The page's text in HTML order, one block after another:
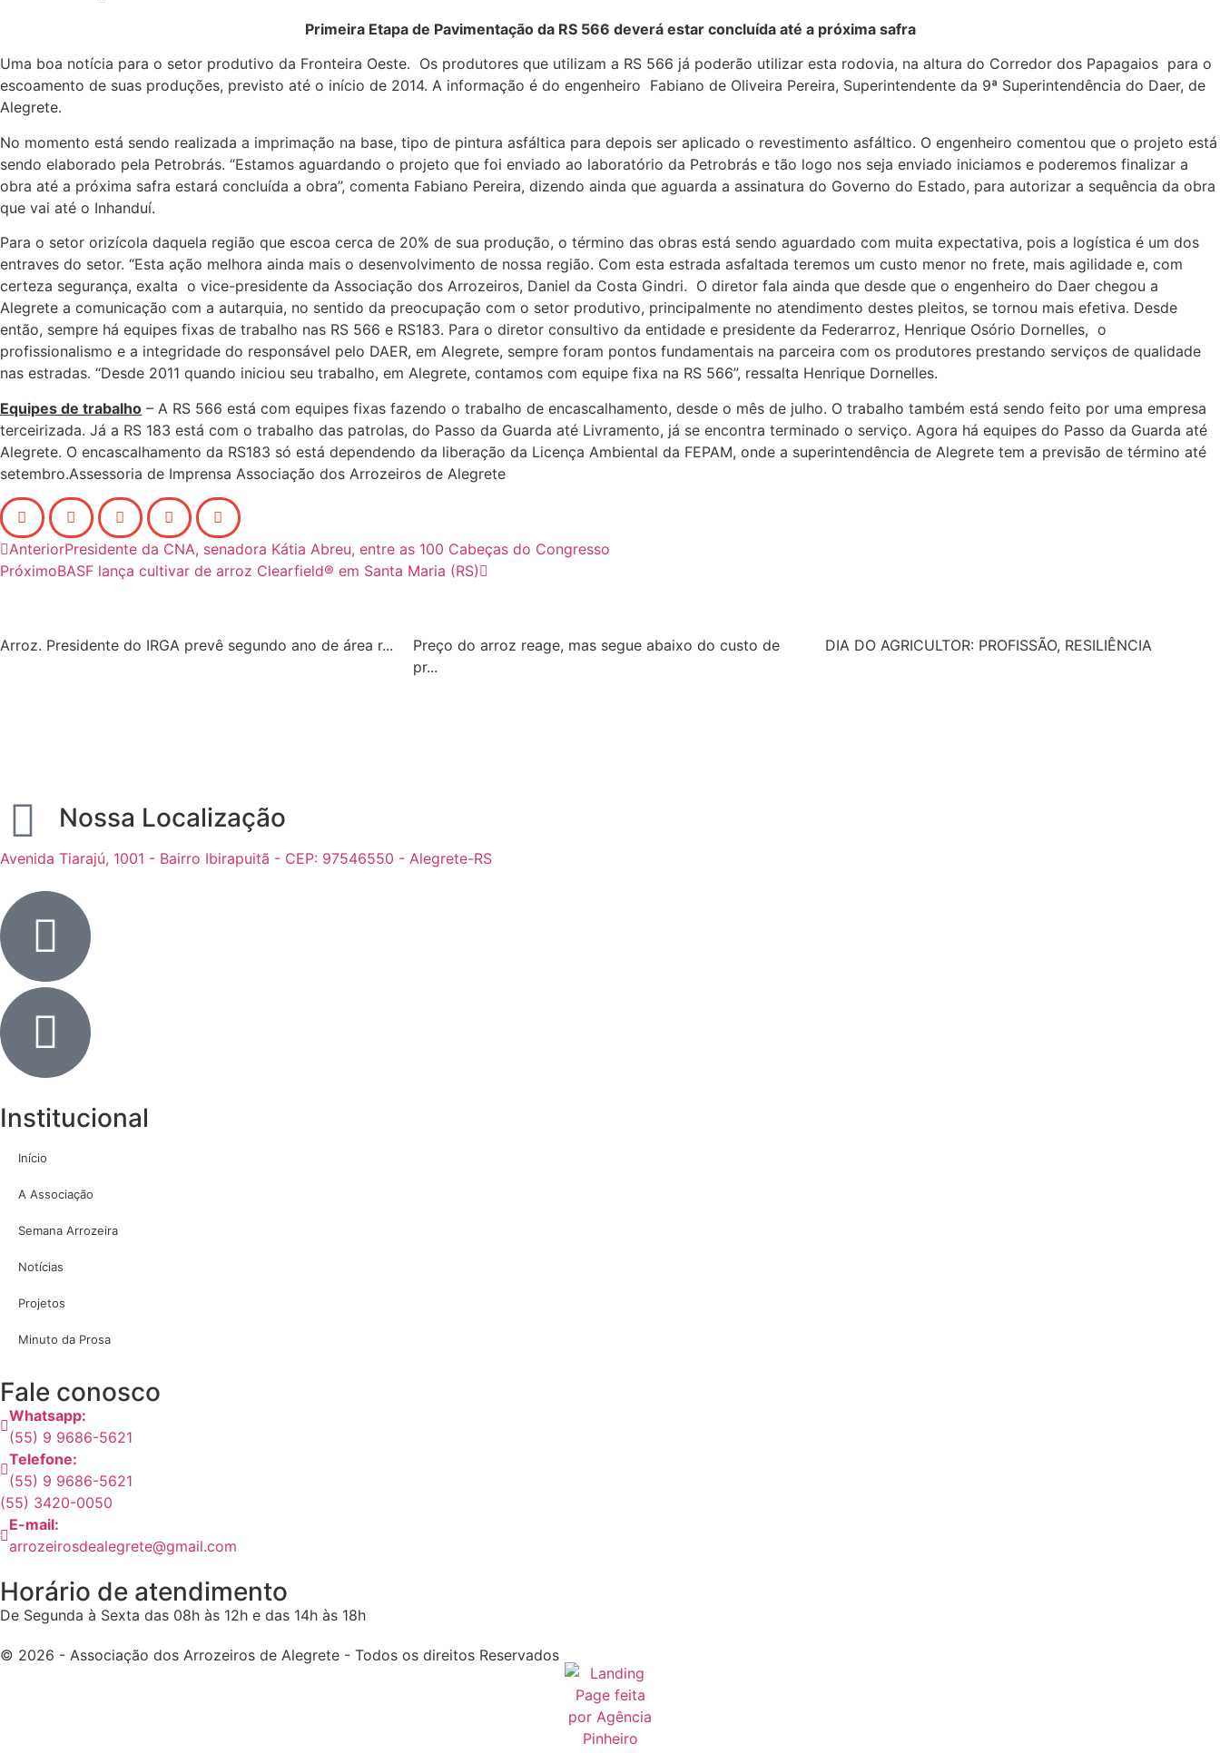
Primeira Etapa de Pavimentação da RS 566 deverá estar concluída até a próxima safra
Uma boa notícia para o setor produtivo da Fronteira Oeste. Os produtores que utilizam a RS 566 já poderão utilizar esta rodovia, na altura do Corredor dos Papagaios para o
escoamento de suas produções, previsto até o início de 2014. A informação é do engenheiro Fabiano de Oliveira Pereira, Superintendente da 9ª Superintendência do Daer, de
Alegrete.
No momento está sendo realizada a imprimação na base, tipo de pintura asfáltica para depois ser aplicado o revestimento asfáltico. O engenheiro comentou que o projeto está
sendo elaborado pela Petrobrás. “Estamos aguardando o projeto que foi enviado ao laboratório da Petrobrás e tão logo nos seja enviado iniciamos e poderemos finalizar a
obra até a próxima safra estará concluída a obra”, comenta Fabiano Pereira, dizendo ainda que aguarda a assinatura do Governo do Estado, para autorizar a sequência da obra
que vai até o Inhanduí.
Para o setor orizícola daquela região que escoa cerca de 20% de sua produção, o término das obras está sendo aguardado com muita expectativa, pois a logística é um dos
entraves do setor. “Esta ação melhora ainda mais o desenvolvimento de nossa região. Com esta estrada asfaltada teremos um custo menor no frete, mais agilidade e, com
certeza segurança, exalta o vice-presidente da Associação dos Arrozeiros, Daniel da Costa Gindri. O diretor fala ainda que desde que o engenheiro do Daer chegou a
Alegrete a comunicação com a autarquia, no sentido da preocupação com o setor produtivo, principalmente no atendimento destes pleitos, se tornou mais efetiva. Desde
então, sempre há equipes fixas de trabalho nas RS 566 e RS183. Para o diretor consultivo da entidade e presidente da Federarroz, Henrique Osório Dornelles, o
profissionalismo e a integridade do responsável pelo DAER, em Alegrete, sempre foram pontos fundamentais na parceira com os produtores prestando serviços de qualidade
nas estradas. “Desde 2011 quando iniciou seu trabalho, em Alegrete, contamos com equipe fixa na RS 566”, ressalta Henrique Dornelles.
Equipes de trabalho – A RS 566 está com equipes fixas fazendo o trabalho de encascalhamento, desde o mês de julho. O trabalho também está sendo feito por uma empresa
terceirizada. Já a RS 183 está com o trabalho das patrolas, do Passo da Guarda até Livramento, já se encontra terminado o serviço. Agora há equipes do Passo da Guarda até
Alegrete. O encascalhamento da RS183 só está dependendo da liberação da Licença Ambiental da FEPAM, onde a superintendência de Alegrete tem a previsão de término até
setembro.Assessoria de Imprensa Associação dos Arrozeiros de Alegrete
AnteriorPresidente da CNA, senadora Kátia Abreu, entre as 100 Cabeças do Congresso
PróximoBASF lança cultivar de arroz Clearfield® em Santa Maria (RS)
Arroz. Presidente do IRGA prevê segundo ano de área r...
Preço do arroz reage, mas segue abaixo do custo de
pr...
DIA DO AGRICULTOR: PROFISSÃO, RESILIÊNCIA
Nossa Localização
Avenida Tiarajú, 1001 - Bairro Ibirapuitã - CEP: 97546550 - Alegrete-RS
Institucional
Início
A Associação
Semana Arrozeira
Notícias
Projetos
Minuto da Prosa
Fale conosco
Whatsapp:
(55) 9 9686-5621
Telefone:
(55) 9 9686-5621
(55) 3420-0050
E-mail:
arrozeirosdealegrete@gmail.com
Horário de atendimento
De Segunda à Sexta das 08h às 12h e das 14h às 18h
© 2026 - Associação dos Arrozeiros de Alegrete - Todos os direitos Reservados